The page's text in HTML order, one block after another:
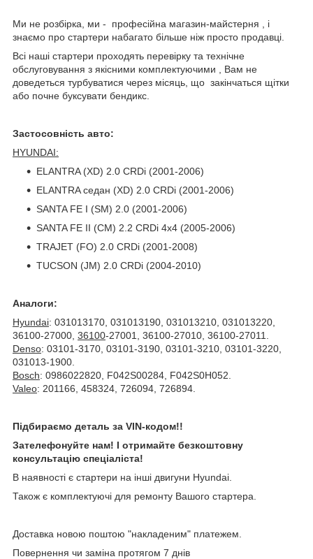
Ми не розбірка, ми - професійна магазин-майстерня , і
знаємо про стартери набагато більше ніж просто продавці.
Всі наші стартери проходять перевірку та технічне
обслуговування з якісними комплектуючими , Вам не
доведеться турбуватися через місяць, що закінчаться щітки
або почне буксувати бендикс.
Застосовність авто:
HYUNDAI:
ELANTRA (XD) 2.0 CRDi (2001-2006)
ELANTRA седан (XD) 2.0 CRDi (2001-2006)
SANTA FE I (SM) 2.0 (2001-2006)
SANTA FE II (CM) 2.2 CRDi 4x4 (2005-2006)
TRAJET (FO) 2.0 CRDi (2001-2008)
TUCSON (JM) 2.0 CRDi (2004-2010)
Аналоги:
Hyundai: 031013170, 031013190, 031013210, 031013220,
36100-27000, 36100-27001, 36100-27010, 36100-27011.
Denso: 03101-3170, 03101-3190, 03101-3210, 03101-3220,
031013-1900.
Bosch: 0986022820, F042S00284, F042S0H052.
Valeo: 201166, 458324, 726094, 726894.
Підбираємо деталь за VIN-кодом!!
Зателефонуйте нам! І отримайте безкоштовну
консультацію спеціаліста!
В наявності є стартери на інші двигуни Hyundai.
Також є комплектуючі для ремонту Вашого стартера.
Доставка новою поштою "накладеним" платежем.
Повернення чи заміна протягом 7 днів